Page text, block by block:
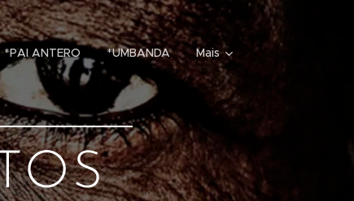
*PAI ANTERO *UMBANDA Mais